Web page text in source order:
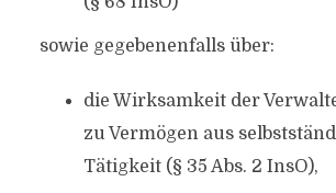
sowie gegebenenfalls über:
die Wirksamkeit der
zu Vermögen aus
Tätigkeit (§ 35 Abs. 2 InsO),